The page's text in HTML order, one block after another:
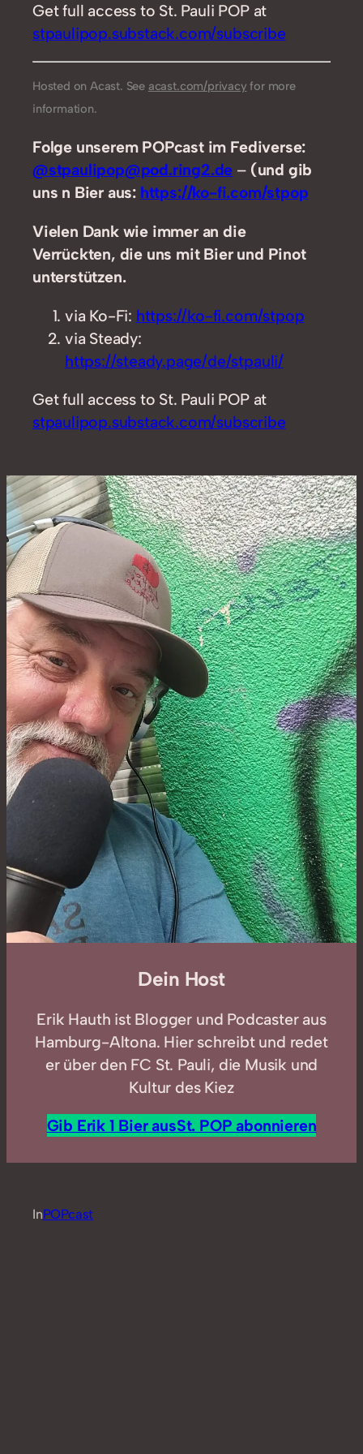
Get full access to St. Pauli POP at
stpaulipop.substack.com/subscribe
Hosted on Acast. See acast.com/privacy for more
information.
Folge unserem POPcast im Fediverse:
@stpaulipop@pod.ring2.de – (und gib
uns n Bier aus: https://ko-fi.com/stpop
Vielen Dank wie immer an die
Verrückten, die uns mit Bier und Pinot
unterstützen.
via Ko-Fi: https://ko-fi.com/stpop
via Steady:
https://steady.page/de/stpauli/
Get full access to St. Pauli POP at
stpaulipop.substack.com/subscribe
Dein Host
Erik Hauth ist Blogger und Podcaster aus
Hamburg-Altona. Hier schreibt und redet
er über den FC St. Pauli, die Musik und
Kultur des Kiez
Gib Erik 1 Bier ausSt. POP abonnieren
InPOPcast